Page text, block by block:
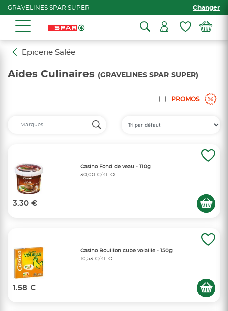
GRAVELINES SPAR SUPER Changer
Epicerie Salée
Aides Culinaires (GRAVELINES SPAR SUPER)
PROMOS
Casino Fond de veau - 110g
30,00 €/KILO
3.30 €
Casino Bouillon cube volaille - 150g
10,53 €/KILO
1.58 €